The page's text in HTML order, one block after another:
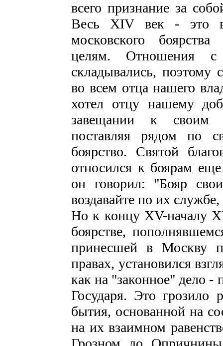
всего признание за
Весь XIV век - это
московского
целям. Отношения с
складывались,
во всем отца нашего
хотел отцу нашему
завещании к своим
поставляя рядом по
боярство. Святой
относился к боярам
он говорил: "Бояр
воздавайте по их
Но к концу XV-началу
боярстве,
принесшей в Москву
правах, установился
как на "законное" дело
Государя. Это грозило
бытия, основанной на
на их взаимном